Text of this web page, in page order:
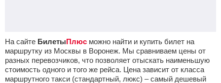
На сайте БилетыПлюс можно найти и купить билет на
маршрутку из Москвы в Воронеж. Мы сравниваем цены от
разных перевозчиков, что позволяет отыскать наименьшую
стоимость одного и того же рейса. Цена зависит от класса
маршрутного такси (стандартный, люкс) – самый дешевый